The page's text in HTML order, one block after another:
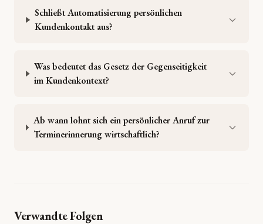
Schließt Automatisierung persönlichen
Kundenkontakt aus?
Was bedeutet das Gesetz der Gegenseitigkeit
im Kundenkontext?
Ab wann lohnt sich ein persönlicher Anruf zur
Terminerinnerung wirtschaftlich?
Verwandte Folgen